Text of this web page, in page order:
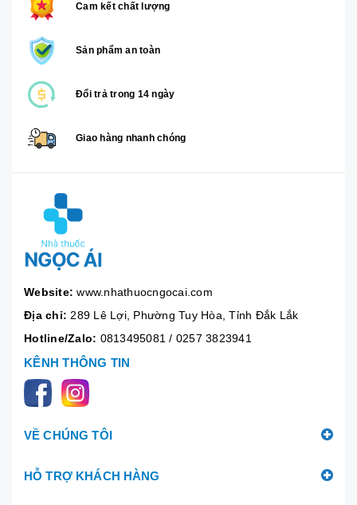
Cam kết chất lượng
Sản phẩm an toàn
Đổi trả trong 14 ngày
Giao hàng nhanh chóng
Website: www.nhathuocngocai.com
Địa chỉ: 289 Lê Lợi, Phường Tuy Hòa, Tỉnh Đắk Lắk
Hotline/Zalo: 0813495081/ 0257 3823941
KÊNH THÔNG TIN
VỀ CHÚNG TÔI
HỖ TRỢ KHÁCH HÀNG